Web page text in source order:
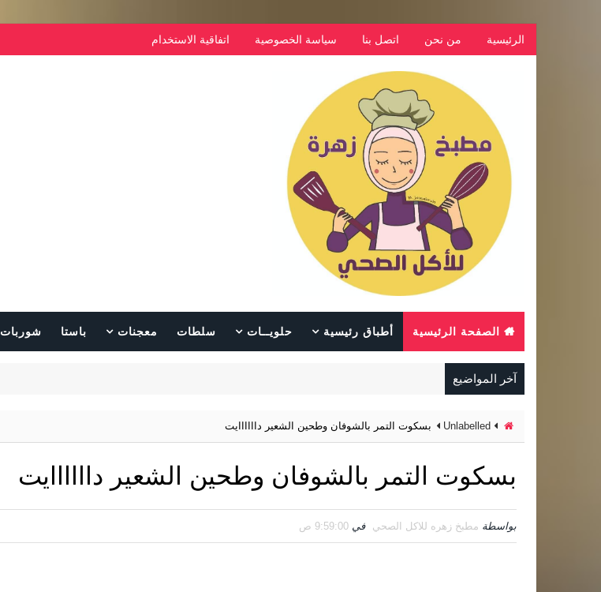
الرئيسية من نحن اتصل بنا سياسة الخصوصية اتفاقية الاستخدام
الصفحة الرئيسية أطباق رئيسية حلويــات سلطات معجنات باستا شوربات
آخر المواضيع
بسكوت التمر بالشوفان وطحين الشعير داااااايت
بسكوت التمر بالشوفان وطحين الشعير داااااايت
بواسطة مطبخ زهره للاكل الصحي في 9:59:00 ص